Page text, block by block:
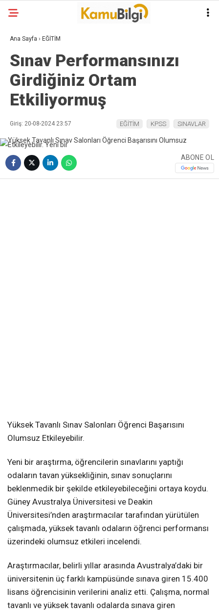
Ana Sayfa › EĞİTİM
Sınav Performansınızı
Girdiğiniz Ortam
Etkiliyormuş
Giriş: 20-08-2024 23:57 EĞİTİM KPSS SINAVLAR
ABONE OL
Yüksek Tavanlı Sınav Salonları Öğrenci Başarısını
Olumsuz Etkileyebilir.
Yeni bir araştırma, öğrencilerin sınavlarını yaptığı
odaların tavan yüksekliğinin, sınav sonuçlarını
beklenmedik bir şekilde etkileyebileceğini ortaya koydu.
Güney Avustralya Üniversitesi ve Deakin
Üniversitesi’nden araştırmacılar tarafından yürütülen
çalışmada, yüksek tavanlı odaların öğrenci performansı
üzerindeki olumsuz etkileri incelendi.
Araştırmacılar, belirli yıllar arasında Avustralya’daki bir
üniversitenin üç farklı kampüsünde sınava giren 15.400
lisans öğrencisinin verilerini analiz etti. Çalışma, normal
tavanlı ve yüksek tavanlı odalarda sınava giren